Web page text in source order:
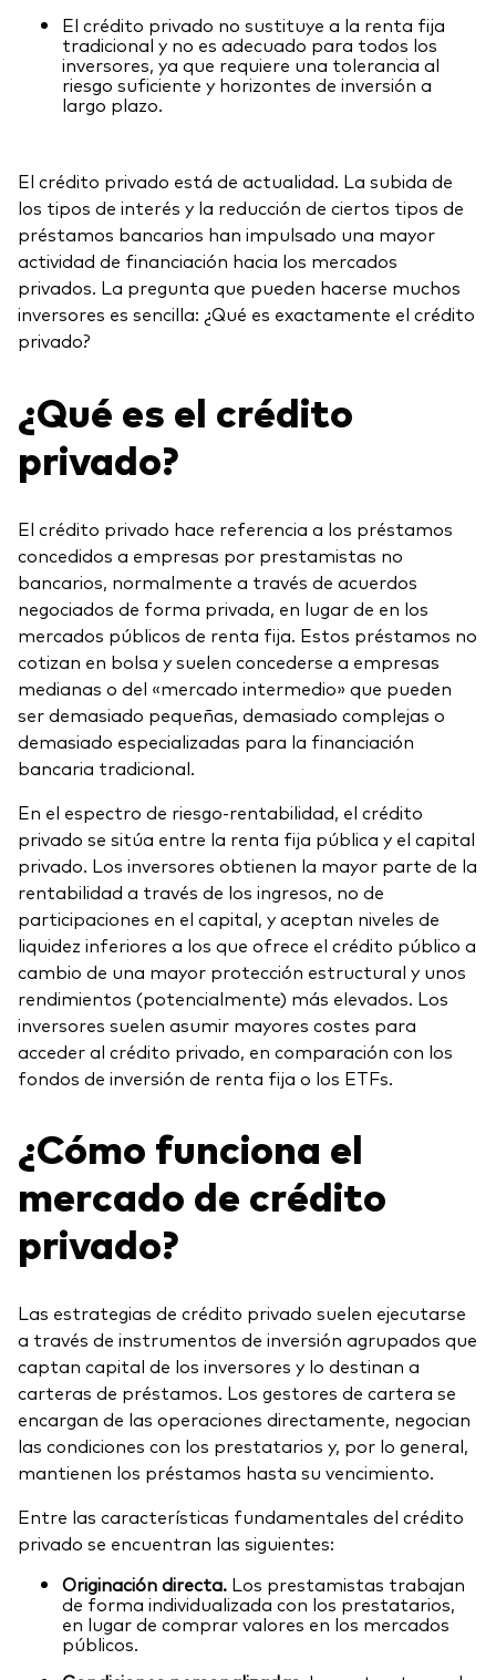
Invierte con nosotros
Supervisión de inversiones
El crédito privado no sustituye a la renta fija
tradicional y no es adecuado para todos los
inversores, ya que requiere una tolerancia al
riesgo suficiente y horizontes de inversión a
largo plazo.
El crédito privado está de actualidad. La subida de
los tipos de interés y la reducción de ciertos tipos de
préstamos bancarios han impulsado una mayor
actividad de financiación hacia los mercados
privados. La pregunta que pueden hacerse muchos
inversores es sencilla: ¿Qué es exactamente el crédito
privado?
¿Qué es el crédito
privado?
El crédito privado hace referencia a los préstamos
concedidos a empresas por prestamistas no
bancarios, normalmente a través de acuerdos
negociados de forma privada, en lugar de en los
mercados públicos de renta fija. Estos préstamos no
cotizan en bolsa y suelen concederse a empresas
medianas o del «mercado intermedio» que pueden
ser demasiado pequeñas, demasiado complejas o
demasiado especializadas para la financiación
bancaria tradicional.
En el espectro de riesgo‑rentabilidad, el crédito
privado se sitúa entre la renta fija pública y el capital
privado. Los inversores obtienen la mayor parte de la
rentabilidad a través de los ingresos, no de
participaciones en el capital, y aceptan niveles de
liquidez inferiores a los que ofrece el crédito público a
cambio de una mayor protección estructural y unos
rendimientos (potencialmente) más elevados. Los
inversores suelen asumir mayores costes para
acceder al crédito privado, en comparación con los
fondos de inversión de renta fija o los ETFs.
¿Cómo funciona el
mercado de crédito
privado?
Las estrategias de crédito privado suelen ejecutarse
a través de instrumentos de inversión agrupados que
captan capital de los inversores y lo destinan a
carteras de préstamos. Los gestores de cartera se
encargan de las operaciones directamente, negocian
las condiciones con los prestatarios y, por lo general,
mantienen los préstamos hasta su vencimiento.
Entre las características fundamentales del crédito
privado se encuentran las siguientes:
Originación directa. Los prestamistas trabajan
de forma individualizada con los prestatarios,
en lugar de comprar valores en los mercados
públicos.